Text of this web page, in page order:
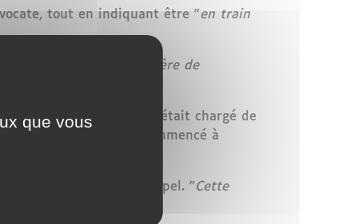
tout en indiquant être "en train
reconstitué la carrière de
de résultats
", qu'il était chargé de
de Lesquen-Jonas a commencé à
à la cour d'appel. "Cette
que vous